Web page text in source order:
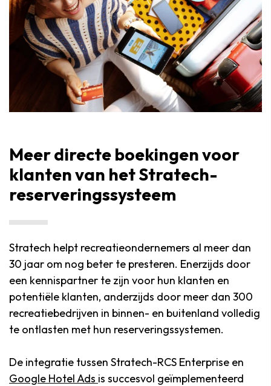
Meer directe boekingen voor
klanten van het Stratech-
reserveringssysteem
Stratech helpt recreatieondernemers al meer dan
30 jaar om nog beter te presteren. Enerzijds door
een kennispartner te zijn voor hun klanten en
potentiële klanten, anderzijds door meer dan 300
recreatiebedrijven in binnen- en buitenland volledig
te ontlasten met hun reserveringssystemen.
De integratie tussen Stratech-RCS Enterprise en
Google Hotel Ads is succesvol geïmplementeerd